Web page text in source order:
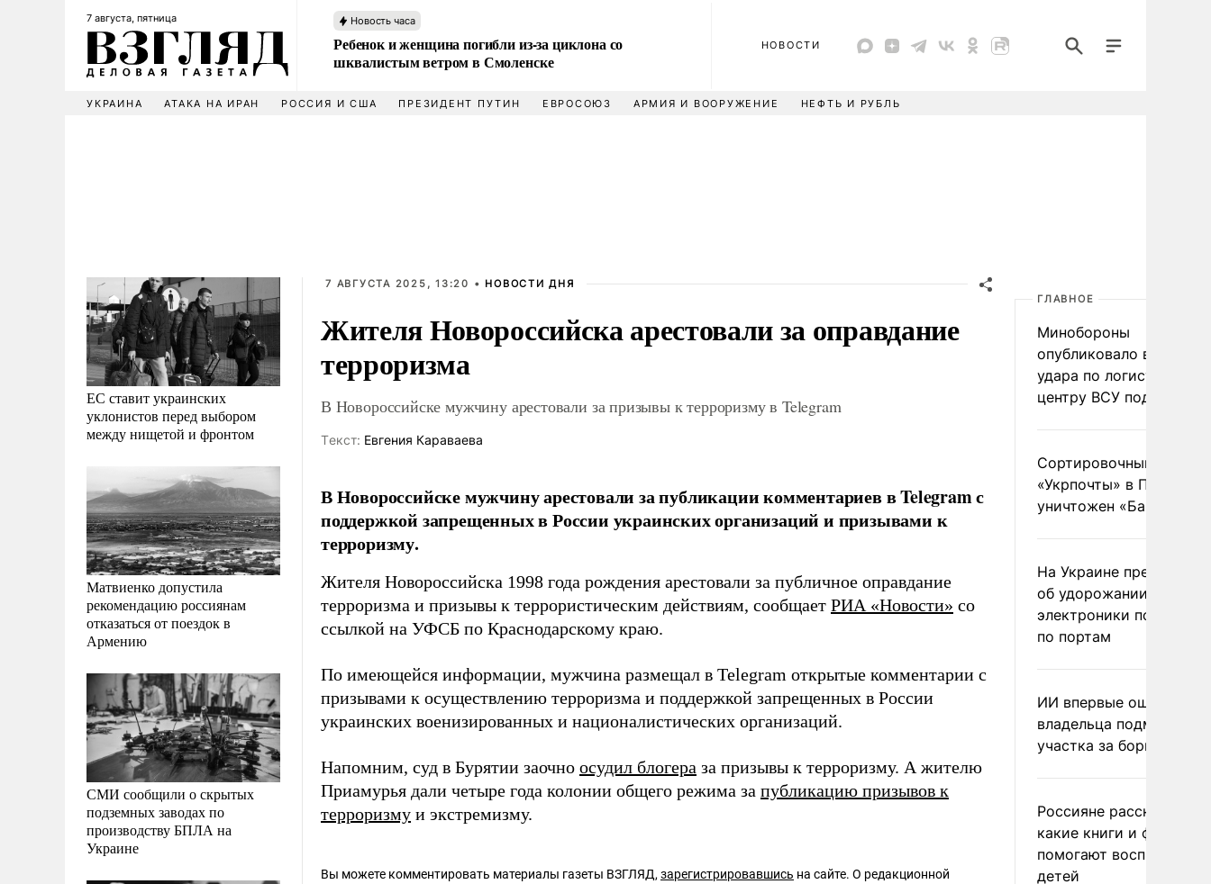
7 августа, пятница Новость часа
Ребенок и женщина погибли из-за циклона со
шквалистым ветром в Смоленске
НОВОСТИ
УКРАИНА АТАКА НА ИРАН РОССИЯ И США ПРЕЗИДЕНТ ПУТИН ЕВРОСОЮЗ АРМИЯ И ВООРУЖЕНИЕ НЕФТЬ И РУБЛЬ
ЕС ставит украинских
уклонистов перед выбором
между нищетой и фронтом
Матвиенко допустила
рекомендацию россиянам
отказаться от поездок в
Армению
СМИ сообщили о скрытых
подземных заводах по
производству БПЛА на
Украине
7 АВГУСТА 2025, 13:20 • НОВОСТИ ДНЯ
Жителя Новороссийска арестовали за оправдание
терроризма
В Новороссийске мужчину арестовали за призывы к терроризму в Telegram
Tекст: Евгения Караваева
В Новороссийске мужчину арестовали за публикации комментариев в Telegram с
поддержкой запрещенных в России украинских организаций и призывами к
терроризму.
Жителя Новороссийска 1998 года рождения арестовали за публичное оправдание
терроризма и призывы к террористическим действиям, сообщает РИА «Новости» со
ссылкой на УФСБ по Краснодарскому краю.
По имеющейся информации, мужчина размещал в Telegram открытые комментарии с
призывами к осуществлению терроризма и поддержкой запрещенных в России
украинских военизированных и националистических организаций.
Напомним, суд в Бурятии заочно осудил блогера за призывы к терроризму. А жителю
Приамурья дали четыре года колонии общего режима за публикацию призывов к
терроризму и экстремизму.
Вы можете комментировать материалы газеты ВЗГЛЯД, зарегистрировавшись на сайте. О редакционной
ГЛАВНОЕ
Минобороны
опубликовало видео
удара по
центру ВСУ под Киевом
Сортировочный пункт
«Укрпочты» в
уничтожен
На Украине
об удорожании
электроники после
по портам
ИИ впервые
владельца
участка за борщевик
Россияне рассказали,
какие книги и фильмы
помогают воспитывать
детей